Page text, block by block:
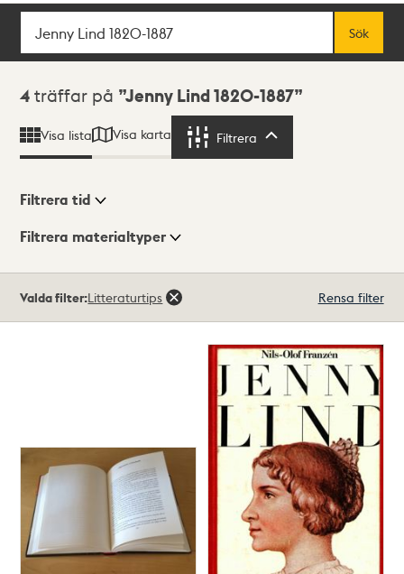
Sök
Sök
Sökresultat
4 träffar på Jenny Lind 1820-1887
Visa lista Visa karta Filtrera
Visningsläge
Filtrera tid
Filtrera materialtyper
träffar
Valda filter:Litteraturtips Rensa filter